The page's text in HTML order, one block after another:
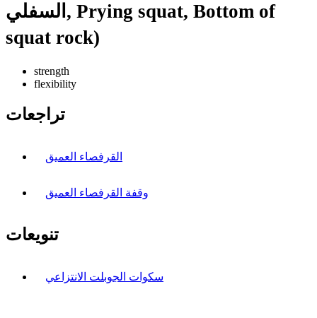
السفلي, Prying squat, Bottom of
squat rock)
strength
flexibility
تراجعات
القرفصاء العميق
وقفة القرفصاء العميق
تنويعات
سكوات الجوبلت الانتزاعي